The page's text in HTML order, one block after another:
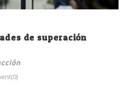
de superación